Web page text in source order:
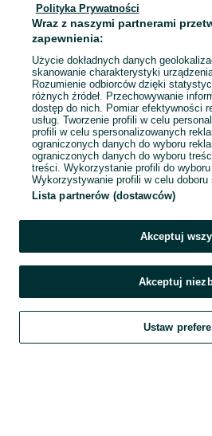
Mapa miejscowości
Mapa ministron
Popularne wyszukiwania
Szukaj Obserwujesz Dodaj
Polityka Prywatności
Wraz z naszymi partnerami
zapewnienia:
Użycie dokładnych danych
skanowanie charakterystyki
Rozumienie odbiorców dzięki
różnych źródeł. Przechowywanie
dostęp do nich. Pomiar efektywności
usług. Tworzenie profili w celu
profili w celu spersonalizowanych
ograniczonych danych do wyboru
ograniczonych danych do wyboru
treści. Wykorzystanie profili do
Wykorzystywanie profili w celu
Lista partnerów (dostawców)
Akceptuj
Akceptuj
Ustaw